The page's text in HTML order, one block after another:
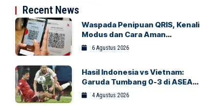
Recent News
Waspada Penipuan QRIS, Kenali
Modus dan Cara Aman
Bertransaksi
6 Agustus 2026
Hasil Indonesia vs Vietnam:
Garuda Tumbang 0-3 di ASEAN
Hyundai Cup 2026
4 Agustus 2026